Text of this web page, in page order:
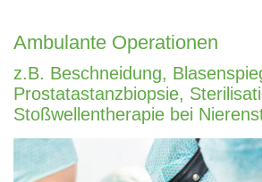
Ambulante Operationen
z.B. Beschneidung,
Prostatastanzbiopsie,
Stoßwellentherapie bei